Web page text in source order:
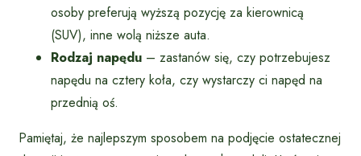
osoby preferują wyższą pozycję za kierownicą
(SUV), inne wolą niższe auta.
Rodzaj napędu – zastanów się, czy potrzebujesz
napędu na cztery koła, czy wystarczy ci napęd na
przednią oś.
Pamiętaj, że najlepszym sposobem na podjęcie ostatecznej